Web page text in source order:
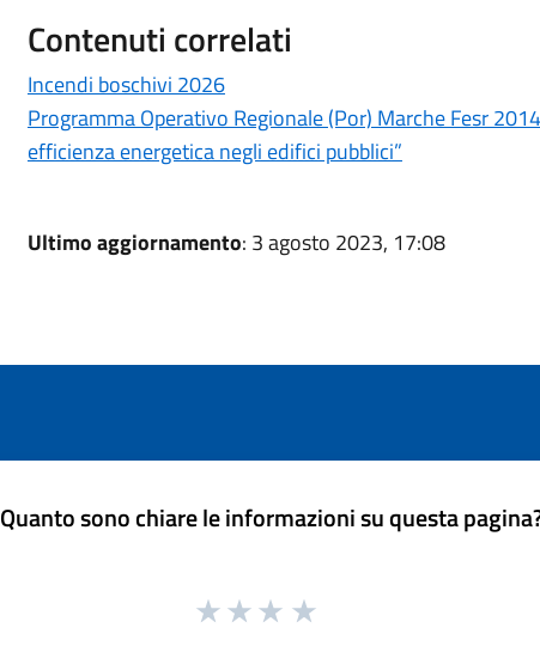
Contenuti correlati
Incendi boschivi 2026
Programma Operativo Regionale (Por) Marche Fesr
efficienza energetica negli edifici pubblici”
Ultimo aggiornamento: 3 agosto 2023, 17:08
Quanto sono chiare le informazioni su questa